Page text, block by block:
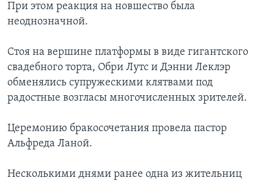
При этом реакция на новшество была
неоднозначной.
Стоя на вершине платформы в виде гигантского
свадебного торта, Обри Лутс и Дэнни Леклэр
обменялись супружескими клятвами под
радостные возгласы многочисленных зрителей.
Церемонию бракосочетания провела пастор
Альфреда Ланой.
Несколькими днями ранее одна из жительниц